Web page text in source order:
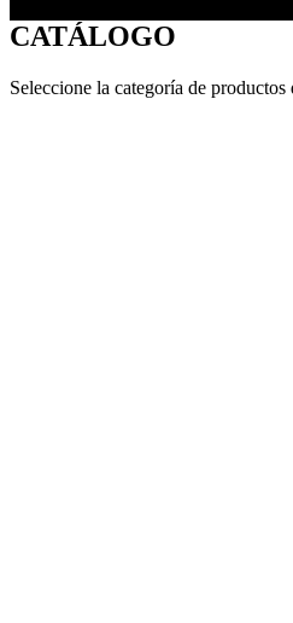
CATÁLOGO
Seleccione la categoría de productos